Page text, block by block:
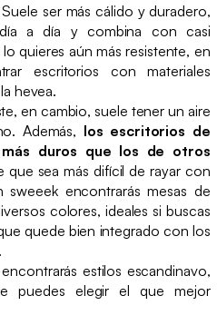
Suele ser más cálido y duradero,
a día y combina con casi
quieres aún más resistente, en
escritorios con materiales
hevea.
en cambio, suele tener un aire
Además, los escritorios de
duros que los de otros
que sea más difícil de rayar con
encontrarás mesas de
colores, ideales si buscas
quede bien integrado con los
estilos escandinavo,
puedes elegir el que mejor